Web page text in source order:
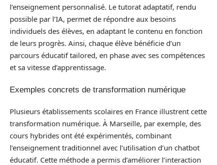
l’enseignement personnalisé. Le tutorat adaptatif, rendu
possible par l’IA, permet de répondre aux besoins
individuels des élèves, en adaptant le contenu en fonction
de leurs progrès. Ainsi, chaque élève bénéficie d’un
parcours éducatif tailored, en phase avec ses compétences
et sa vitesse d’apprentissage.
Exemples concrets de transformation numérique
Plusieurs établissements scolaires en France illustrent cette
transformation numérique. À Marseille, par exemple, des
cours hybrides ont été expérimentés, combinant
l’enseignement traditionnel avec l’utilisation d’un chatbot
éducatif. Cette méthode a permis d’améliorer l’interaction